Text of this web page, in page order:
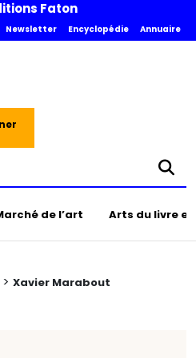
Faton
Newsletter Encyclopédie Annuaire
de l’art Arts du livre
> Xavier Marabout